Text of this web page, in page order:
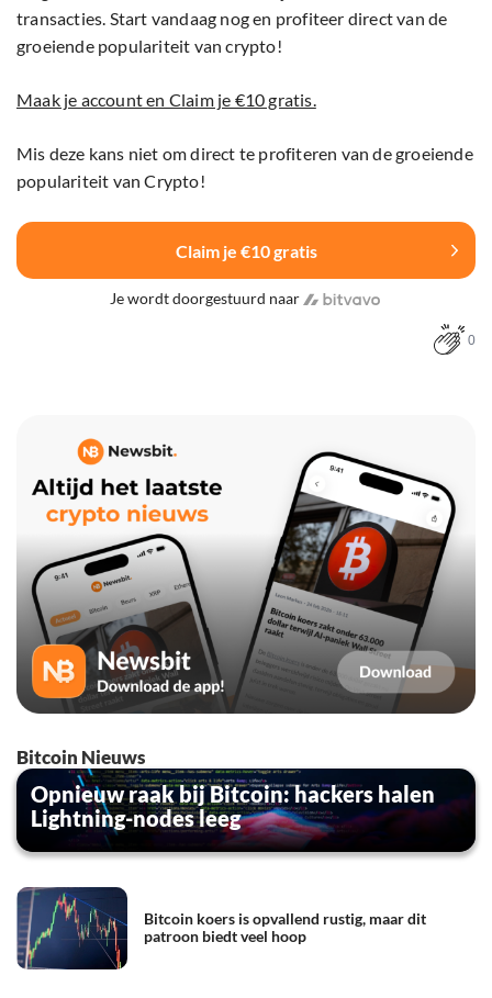
transacties. Start vandaag nog en profiteer direct van de
groeiende populariteit van crypto!
Maak je account en Claim je €10 gratis.
Mis deze kans niet om direct te profiteren van de groeiende
populariteit van Crypto!
Claim je €10 gratis
Je wordt doorgestuurd naar
0
Bitcoin Nieuws
Opnieuw raak bij Bitcoin: hackers halen
Lightning-nodes leeg
Bitcoin koers is opvallend rustig, maar dit
patroon biedt veel hoop